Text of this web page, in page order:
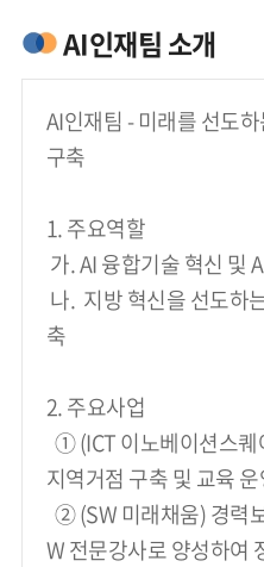
AI인재팀 소개
AI인재팀 - 미래를 선도
구축
1. 주요역할
가. AI 융합기술 혁신 및
축
2. 주요사업
지역거점 구축 및 교육 운
W 전문강사로 양성하여